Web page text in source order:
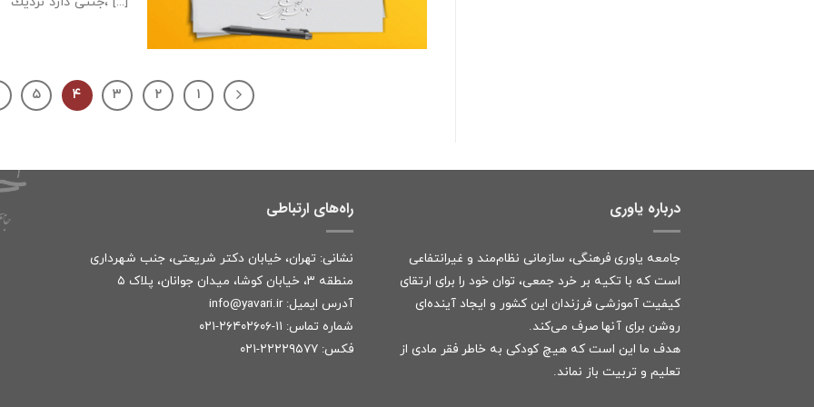
۱ ۲ ۳ ۴ ۵
درباره یاوری
جامعه یاوری فرهنگی، سازمانی نظام‌مند و غیرانتفاعی
است که با تکیه بر خرد جمعی، توان خود را برای ارتقای
کیفیت آموزشی فرزندان این کشور و ایجاد آینده‌ای
روشن برای آنها صرف می‌کند.
هدف ما این است که هیچ کودکی به خاطر فقر مادی از
تعلیم و تربیت باز نماند.
راه‌های ارتباطی
نشانی: تهران، خیابان دکتر شریعتی، جنب شهرداری
منطقه ۳، خیابان کوشا، میدان جوانان، پلاک ۵
آدرس ایمیل: info@yavari.ir
شماره تماس: ۱۱-۲۶۴۰۲۶۰۶-۰۲۱
فکس: ۲۲۲۲۹۵۷۷-۰۲۱